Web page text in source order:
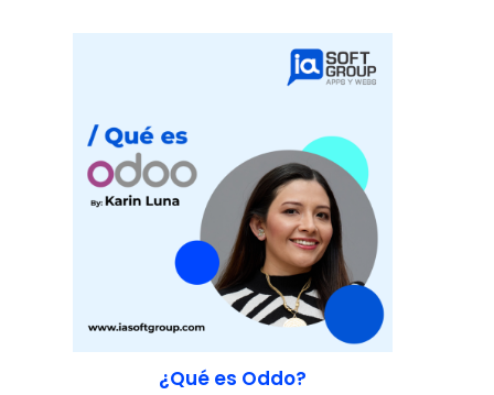
¿Qué es Oddo?